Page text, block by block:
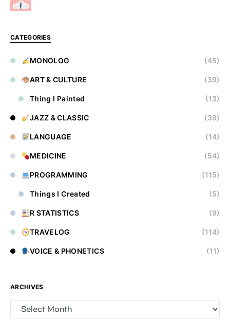
CATEGORIES
MONOLOG (45)
ART & CULTURE (39)
Thing I Painted (13)
JAZZ & CLASSIC (39)
LANGUAGE (14)
MEDICINE (54)
PROGRAMMING (115)
Things I Created (5)
R STATISTICS (9)
TRAVELOG (114)
VOICE & PHONETICS (11)
ARCHIVES
Archives